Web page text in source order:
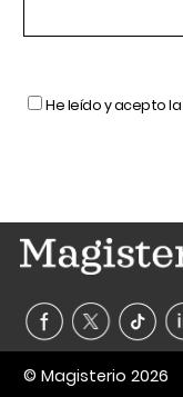
He leído y acepto la
© Magisterio 2026